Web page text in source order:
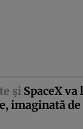
şi SpaceX va
imaginată de